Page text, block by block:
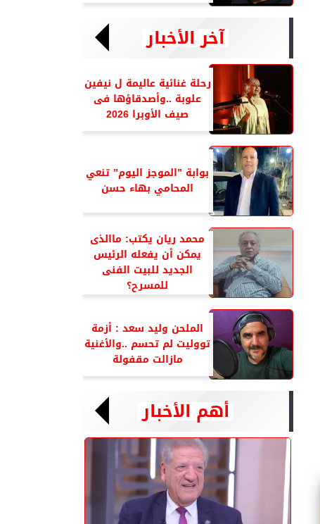
آخر الأخبار
رحلة غنائية عاليمة ل نيفين
علوبة ..وأصدقاؤها فى
صيف الأوبرا 2026
بوابة ”الموجز اليوم” تنعي
المحامي بهاء حسن
محمد ريان يكتب: ماالذى
يمكن أن يفعله الرئيس
الجديد للبيت الفنى
للمسرح؟
الملحن وليد سعد : أزمة
تووليت لم تحسم ..والأغنية
مازالت مقفولة
أهم الأخبار